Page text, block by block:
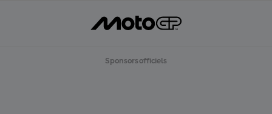
Sponsors officiels